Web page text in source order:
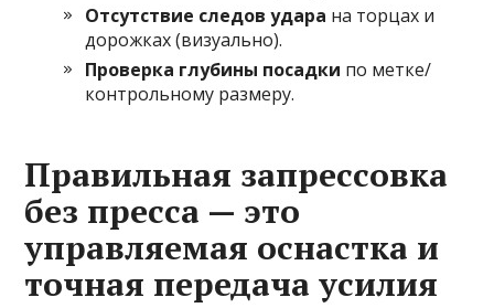
Отсутствие следов удара на торцах и
дорожках (визуально).
Проверка глубины посадки по метке/
контрольному размеру.
Правильная запрессовка
без пресса — это
управляемая оснастка и
точная передача усилия